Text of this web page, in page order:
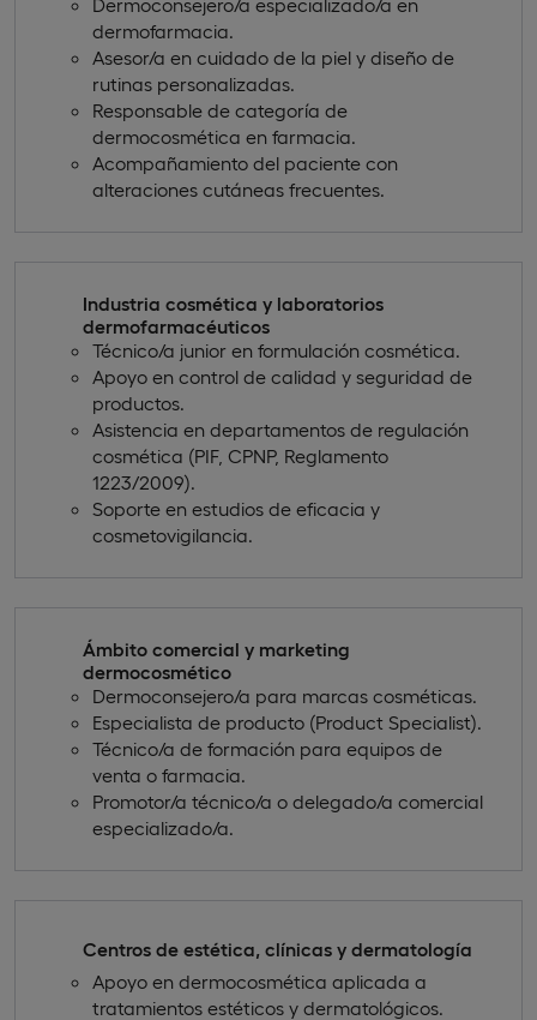
dermofarmacia.
Asesor/a en cuidado de la piel y diseño de
rutinas personalizadas.
Responsable de categoría de
dermocosmética en farmacia.
Acompañamiento del paciente con
alteraciones cutáneas frecuentes.
Industria cosmética y laboratorios
dermofarmacéuticos
Técnico/a junior en formulación cosmética.
Apoyo en control de calidad y seguridad de
productos.
Asistencia en departamentos de regulación
cosmética (PIF, CPNP, Reglamento
1223/2009).
Soporte en estudios de eficacia y
cosmetovigilancia.
Ámbito comercial y marketing
dermocosmético
Dermoconsejero/a para marcas cosméticas.
Especialista de producto (Product Specialist).
Técnico/a de formación para equipos de
venta o farmacia.
Promotor/a técnico/a o delegado/a comercial
especializado/a.
Centros de estética, clínicas y dermatología
Apoyo en dermocosmética aplicada a
tratamientos estéticos y dermatológicos.